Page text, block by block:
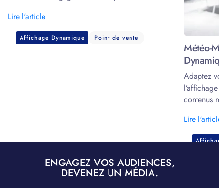
Lire l'article
Affichage Dynamique Point de vente
Météo-
Adaptez
contenus
Lire
ENGAGEZ VOS AUDIENCES,
DEVENEZ UN MÉDIA.